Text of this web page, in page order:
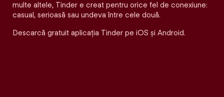
multe altele, Tinder e creat pentru orice fel de conexiune:
casual, serioasă sau undeva între cele două.
Descarcă gratuit aplicația Tinder pe iOS și Android.